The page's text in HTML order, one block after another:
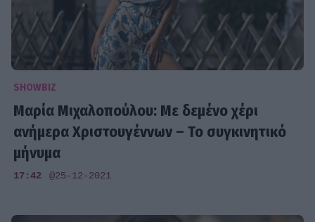
SHOWBIZ
Μαρία Μιχαλοπούλου: Με δεμένο χέρι
ανήμερα Χριστουγέννων – Το συγκινητικό
μήνυμα
17:42 @25-12-2021